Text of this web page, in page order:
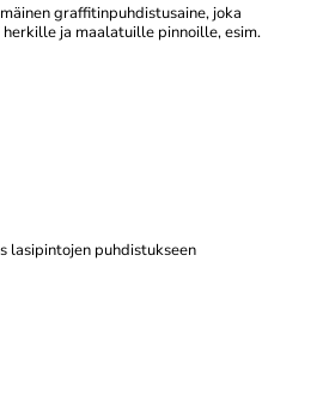
graffitinpuhdistusaine, joka
ja maalatuille pinnoille, esim.
lasipintojen puhdistukseen